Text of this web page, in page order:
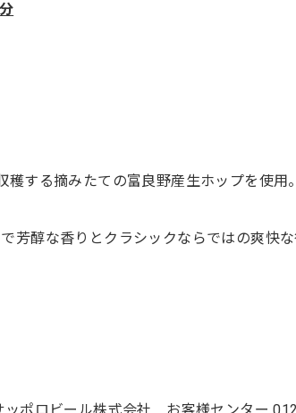
穫する摘みたての富良野産生ホップを使用。
芳醇な香りとクラシックならではの爽快な